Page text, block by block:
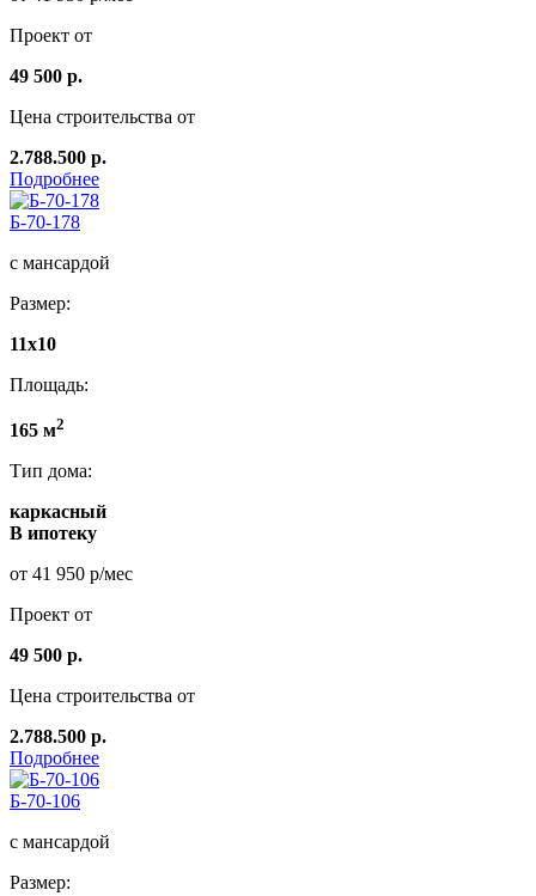
Проект от
49 500 р.
Цена строительства от
2.788.500 р.
Подробнее
Б-70-178
с мансардой
Размер:
11x10
Площадь:
165 м2
Тип дома:
каркасный
В ипотеку
от 41 950 р/мес
Проект от
49 500 р.
Цена строительства от
2.788.500 р.
Подробнее
Б-70-106
с мансардой
Размер: